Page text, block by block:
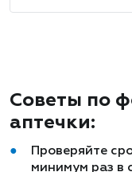
Советы по
аптечки:
Проверяйте
минимум раз в